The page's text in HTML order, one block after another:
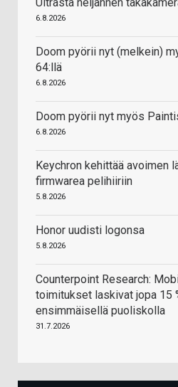
6.8.2026
Doom pyörii nyt (melkein)
64:llä
6.8.2026
Doom pyörii nyt myös
6.8.2026
Keychron kehittää avoimen
firmwarea pelihiiriin
5.8.2026
Honor uudisti logonsa
5.8.2026
Counterpoint Research:
toimitukset laskivat jopa 15
ensimmäisellä puoliskolla
31.7.2026